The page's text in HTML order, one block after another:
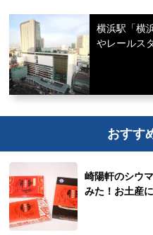
横浜駅「横
やレールス
おすす
崎陽軒のシウ
みた！お土産